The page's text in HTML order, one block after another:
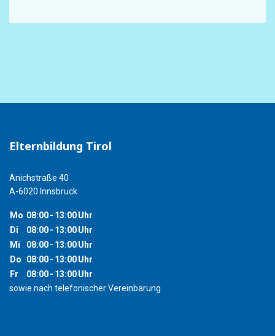
Elternbildung Tirol
Anichstraße 40
A-6020 Innsbruck
Mo 08:00- 13:00Uhr
Di
08:00- 13:00Uhr
Mi
08:00- 13:00Uhr
Do
08:00- 13:00Uhr
Fr
08:00- 13:00Uhr
sowie nach telefonischer Vereinbarung